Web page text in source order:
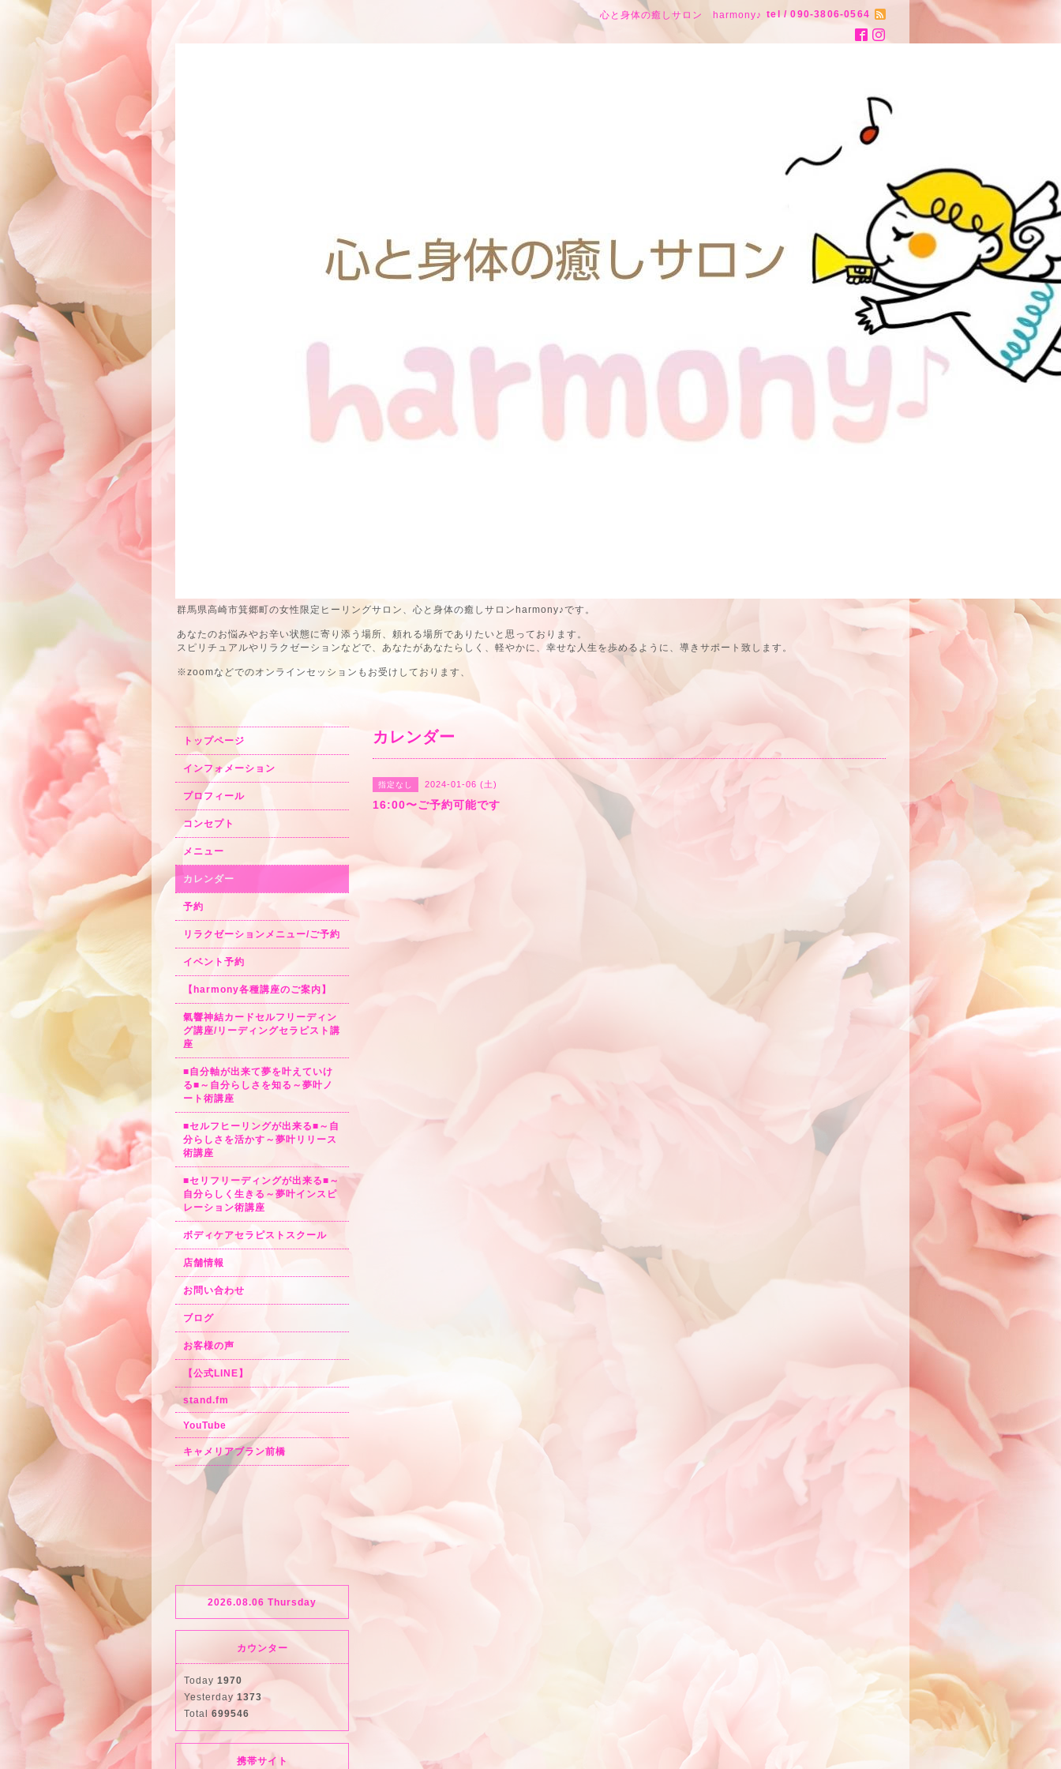
心と身体の癒しサロン harmony♪ tel / 090-3806-0564
群馬県高崎市箕郷町の女性限定ヒーリングサロン、心と身体の癒しサロンharmony♪です。
あなたのお悩みやお辛い状態に寄り添う場所、頼れる場所でありたいと思っております。
スピリチュアルやリラクゼーションなどで、あなたがあなたらしく、軽やかに、幸せな人生を歩めるように、導きサポート致します。
※zoomなどでのオンラインセッションもお受けしております、
カレンダー
指定なし 2024-01-06 (土)
16:00〜ご予約可能です
トップページ
インフォメーション
プロフィール
コンセプト
メニュー
カレンダー
予約
リラクゼーションメニュー/ご予約
イベント予約
【harmony各種講座のご案内】
氣響神結カードセルフリーディン
グ講座/リーディングセラピスト講
座
■自分軸が出来て夢を叶えていけ
る■～自分らしさを知る～夢叶ノ
ート術講座
■セルフヒーリングが出来る■～自
分らしさを活かす～夢叶リリース
術講座
■セリフリーディングが出来る■～
自分らしく生きる～夢叶インスピ
レーション術講座
ボディケアセラピストスクール
店舗情報
お問い合わせ
ブログ
お客様の声
【公式LINE】
stand.fm
YouTube
キャメリアブラン前橋
2026.08.06 Thursday
カウンター
Today 1970
Yesterday 1373
Total 699546
携帯サイト